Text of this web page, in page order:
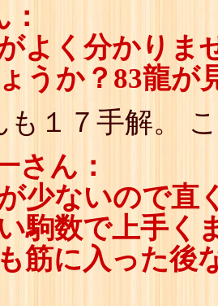
よく分かりま
うか？83龍が
も１７手解。
さん：
少ないので直
駒数で上手く
筋に入った後